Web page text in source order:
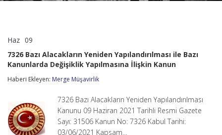
Haz 09
Alacakların
Yeniden
ile
Kanunlarda
Değişiklik
Yapılmasına
İlişkin
Kanun
7326 Bazı Alacakların Yeniden Yapılandırılması ile Bazı
Kanunlarda Değişiklik Yapılmasına İlişkin Kanun
Haberi Ekleyen: Merge Müşavirlik
7326 Bazı Alacakların Yeniden Yapılandırılması
Kanunu 09 Haziran 2021 Tarihli Resmi Gazete
Sayı: 31506 Kanun No: 7326 Kabul Tarihi:
03/06/2021 Kapsam…